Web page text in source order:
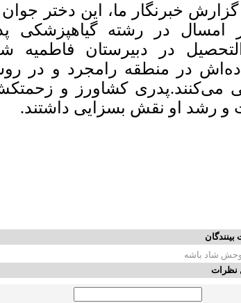
گزارش خبرنگار ما، این دختر
امسال در رشته گیاهپزشکی
در دبیرستان
در منطقه رامجرد و در
می‌کنند.پدری کشاورز و
و رشد او نقش بسزایی داشتند.
شاد باشه
نظرات